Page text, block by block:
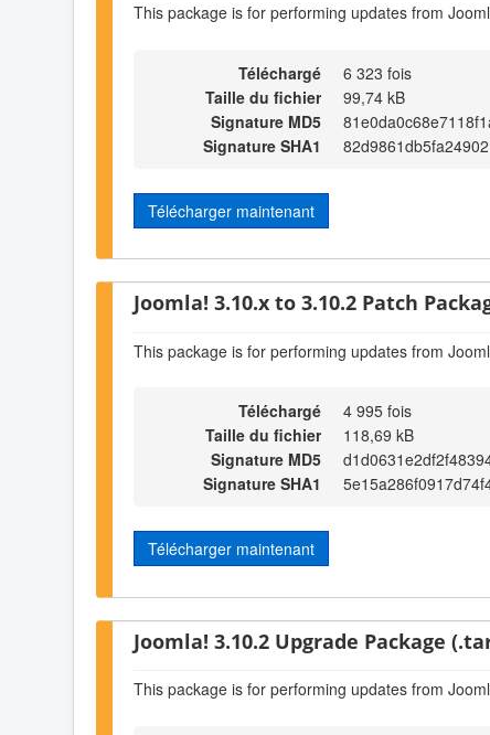
This package is for performing updates from
Téléchargé
6 323 fois
Taille du fichier
99,74 kB
Signature MD5
Signature SHA1
Télécharger maintenant
Joomla! 3.10.x to 3.10.2 Patch
This package is for performing updates from
Téléchargé
4 995 fois
Taille du fichier
118,69 kB
Signature MD5
Signature SHA1
Télécharger maintenant
Joomla! 3.10.2 Upgrade Package
This package is for performing updates from